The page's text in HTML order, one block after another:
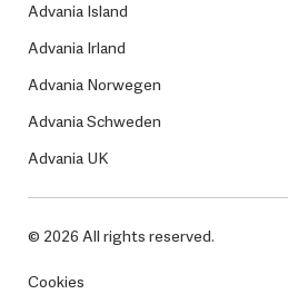
Advania Island
Advania Irland
Advania Norwegen
Advania Schweden
Advania UK
© 2026 All rights reserved.
Cookies